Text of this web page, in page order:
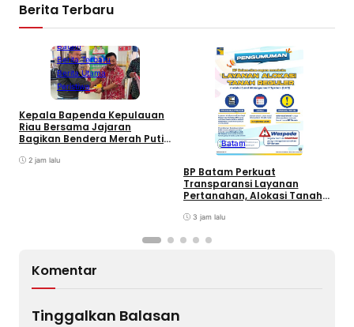
Berita Terbaru
Batam
Berita Terbaru
Berita Utama
Peristiwa
Kepala Bapenda Kepulauan
Riau Bersama Jajaran
Bagikan Bendera Merah Putih
Bermotor di Kantor Samsat
2 jam lalu
Batam
BP Batam Perkuat
Transparansi Layanan
Pertanahan, Alokasi Tanah
LMS3 jam lalu
Komentar
Tinggalkan Balasan